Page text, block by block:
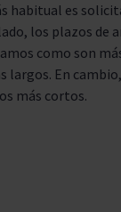
habitual es
los plazos de
como son
largos. En
más cortos.